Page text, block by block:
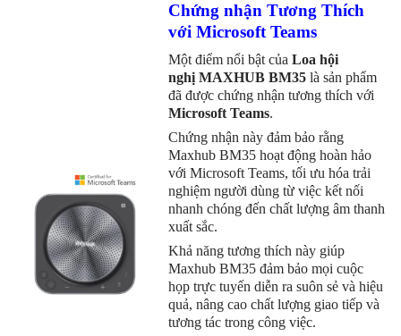
Chứng nhận Tương Thích
với Microsoft Teams
Một điểm nổi bật củaLoa hội
nghị MAXHUB BM35 là sản phẩm
đã được chứng nhận tương thích với
Microsoft Teams.
Chứng nhận này đảm bảo rằng
Maxhub BM35 hoạt động hoàn hảo
với Microsoft Teams, tối ưu hóa trải
nghiệm người dùng từ việc kết nối
nhanh chóng đến chất lượng âm thanh
xuất sắc.
Khả năng tương thích này giúp
Maxhub BM35 đảm bảo mọi cuộc
họp trực tuyến diễn ra suôn sẻ và hiệu
quả, nâng cao chất lượng giao tiếp và
tương tác trong công việc.